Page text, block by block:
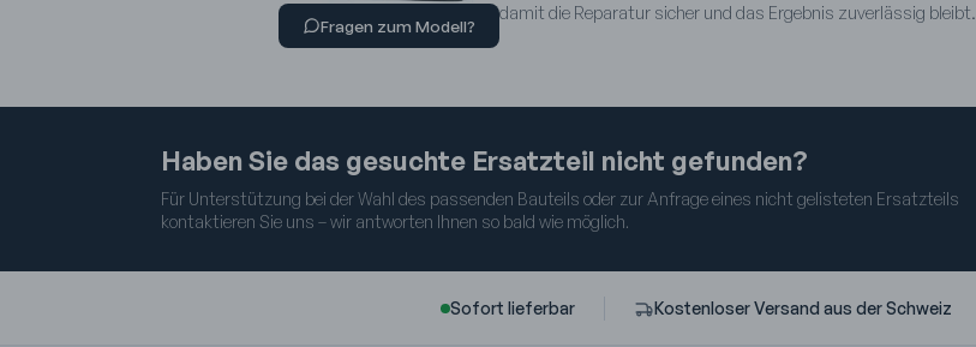
Fragen zum Modell?
damit die Reparatur sicher und das Ergebnis zuverlässig bleibt.
Haben Sie das gesuchte Ersatzteil nicht gefunden?
Für Unterstützung bei der Wahl des passenden Bauteils oder zur Anfrage eines nicht gelisteten Ersatzteils
kontaktieren Sie uns – wir antworten Ihnen so bald wie möglich.
Sofort lieferbar Kostenloser Versand aus der Schweiz